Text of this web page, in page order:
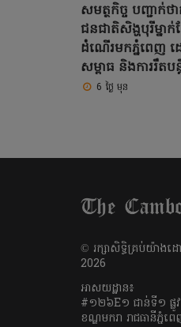
សមត្ថកិច្ច បញ្ជាក់ថ
ជនជាតិសិង្ហបុរីម្នាក់
ដំណើរមកភ្នំពេញ
សម្ពាធ និងការរឹតប
6 ថ្ងៃ មុន
​© រក្សា​សិទ្ធិ​គ្រប់​យ៉ាង​
2026
អាសយដ្ឋាន៖
#១២៦E១ ជាន់ទី១ ផ្
ខណ្ឌមករា រាជធានីភ្នំព